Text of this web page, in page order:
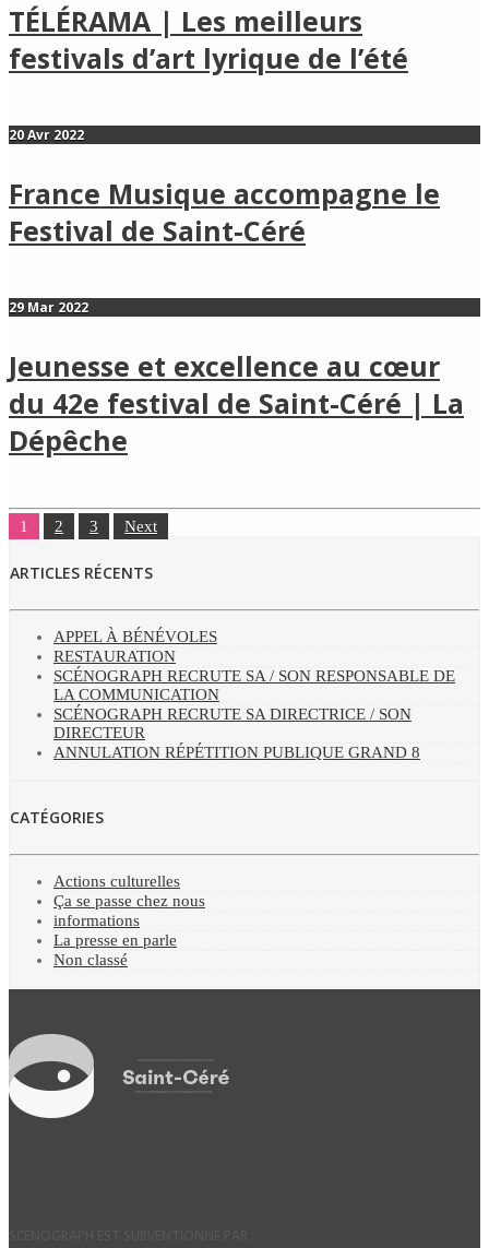
TÉLÉRAMA | Les meilleurs
festivals d’art lyrique de l’été
20 Avr 2022
France Musique accompagne le
Festival de Saint-Céré
29 Mar 2022
Jeunesse et excellence au cœur
du 42e festival de Saint-Céré | La
Dépêche
1 2 3 Next
ARTICLES RÉCENTS
APPEL À BÉNÉVOLES
RESTAURATION
SCÉNOGRAPH RECRUTE SA / SON RESPONSABLE DE
LA COMMUNICATION
SCÉNOGRAPH RECRUTE SA DIRECTRICE / SON
DIRECTEUR
ANNULATION RÉPÉTITION PUBLIQUE GRAND 8
CATÉGORIES
Actions culturelles
Ça se passe chez nous
informations
La presse en parle
Non classé